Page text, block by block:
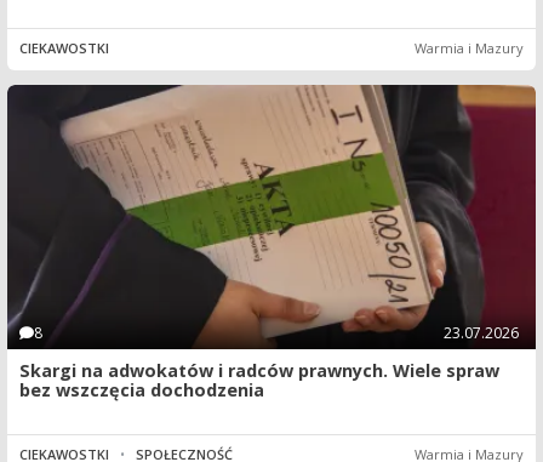
CIEKAWOSTKI Warmia i Mazury
8 23.07.2026
Skargi na adwokatów i radców prawnych. Wiele spraw
bez wszczęcia dochodzenia
CIEKAWOSTKI • SPOŁECZNOŚĆ Warmia i Mazury